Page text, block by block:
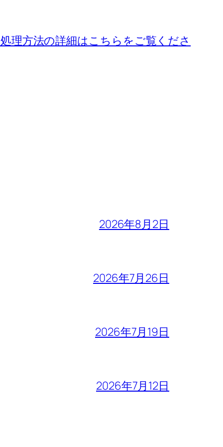
理方法の詳細はこちらをご覧くださ
2026年8月2日
2026年7月26日
2026年7月19日
2026年7月12日